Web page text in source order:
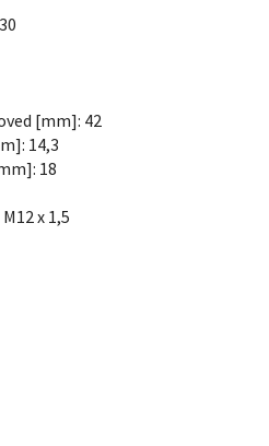
30
[mm]: 42
14,3
18
M12 x 1,5